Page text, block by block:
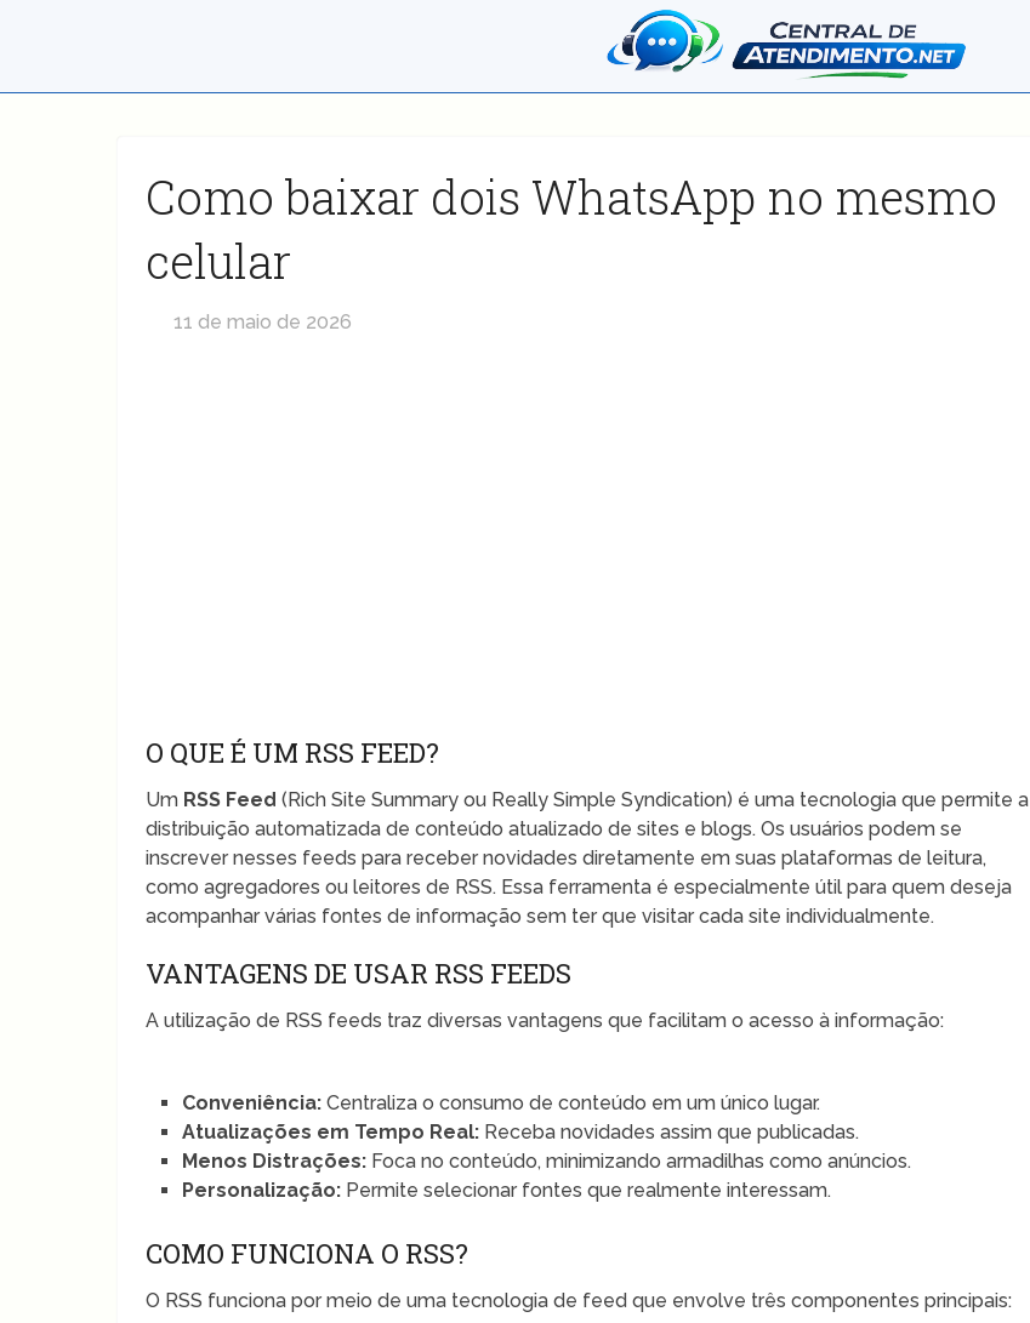
Como baixar dois WhatsApp no mesmo
celular
11 de maio de 2026
O QUE É UM RSS FEED?
Um RSS Feed (Rich Site Summary ou Really Simple Syndication) é uma tecnologia que permite a
distribuição automatizada de conteúdo atualizado de sites e blogs. Os usuários podem se
inscrever nesses feeds para receber novidades diretamente em suas plataformas de leitura,
como agregadores ou leitores de RSS. Essa ferramenta é especialmente útil para quem deseja
acompanhar várias fontes de informação sem ter que visitar cada site individualmente.
VANTAGENS DE USAR RSS FEEDS
A utilização de RSS feeds traz diversas vantagens que facilitam o acesso à informação:
Conveniência: Centraliza o consumo de conteúdo em um único lugar.
Atualizações em Tempo Real: Receba novidades assim que publicadas.
Menos Distrações: Foca no conteúdo, minimizando armadilhas como anúncios.
Personalização: Permite selecionar fontes que realmente interessam.
COMO FUNCIONA O RSS?
O RSS funciona por meio de uma tecnologia de feed que envolve três componentes principais: